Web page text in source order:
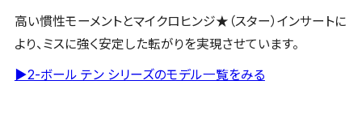
高い慣性モーメントとマイクロヒンジ★（スター）インサートに
より、ミスに強く安定した転がりを実現させています。
▶2-ボール テン シリーズのモデル一覧をみる